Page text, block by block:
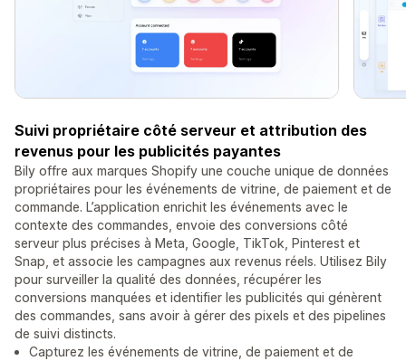
Suivi propriétaire côté serveur et attribution des
revenus pour les publicités payantes
Bily offre aux marques Shopify une couche unique de données
propriétaires pour les événements de vitrine, de paiement et de
commande. L’application enrichit les événements avec le
contexte des commandes, envoie des conversions côté
serveur plus précises à Meta, Google, TikTok, Pinterest et
Snap, et associe les campagnes aux revenus réels. Utilisez Bily
pour surveiller la qualité des données, récupérer les
conversions manquées et identifier les publicités qui génèrent
des commandes, sans avoir à gérer des pixels et des pipelines
de suivi distincts.
Capturez les événements de vitrine, de paiement et de